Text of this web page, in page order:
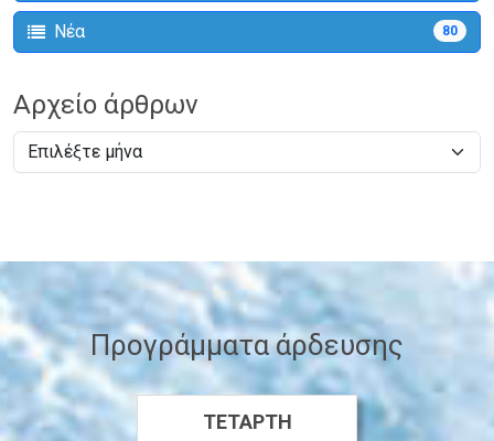
Νέα 80
Αρχείο άρθρων
Προγράμματα άρδευσης
ΤΕΤΆΡΤΗ